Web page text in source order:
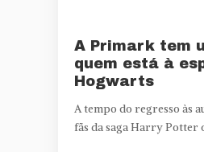
A Primark tem
quem está à
Hogwarts
A tempo do regresso às
fãs da saga Harry Potter